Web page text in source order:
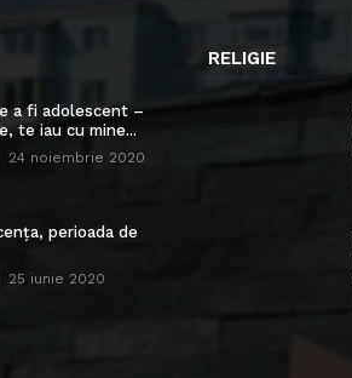
a fi adolescent –
te iau cu mine...
24 noiembrie 2020
perioada de
25 iunie 2020
RELIGIE